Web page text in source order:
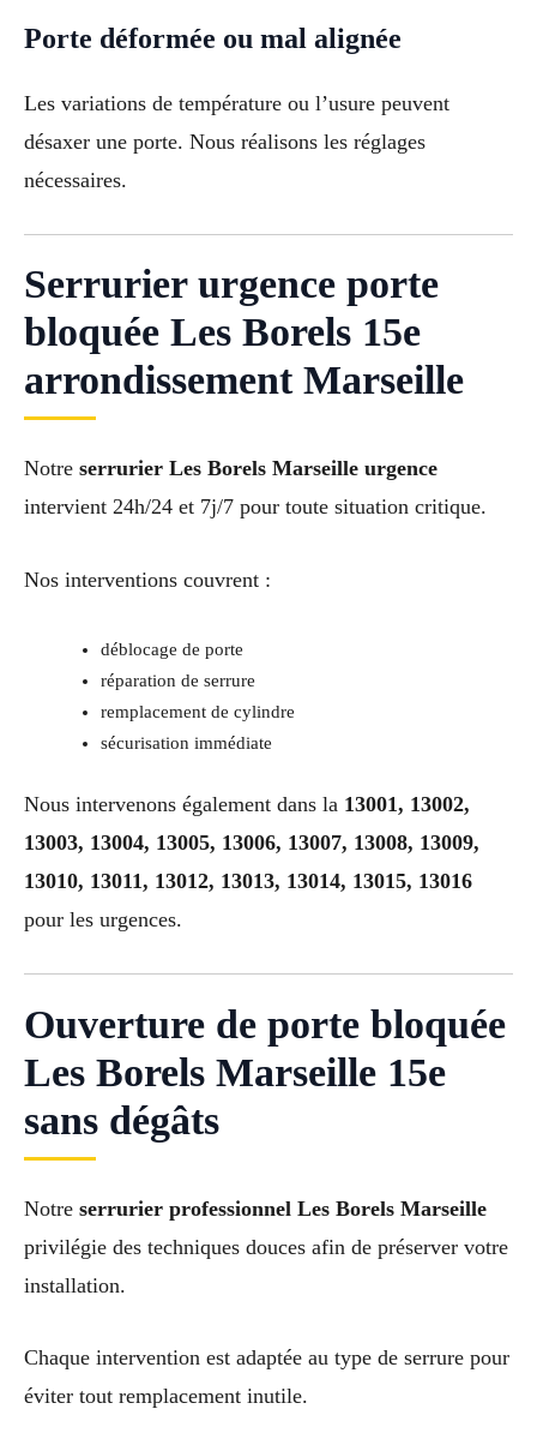
Porte déformée ou mal alignée
Les variations de température ou l’usure peuvent
désaxer une porte. Nous réalisons les réglages
nécessaires.
Serrurier urgence porte
bloquée Les Borels 15e
arrondissement Marseille
Notre serrurier Les Borels Marseille urgence
intervient 24h/24 et 7j/7 pour toute situation critique.
Nos interventions couvrent :
déblocage de porte
réparation de serrure
remplacement de cylindre
sécurisation immédiate
Nous intervenons également dans la 13001, 13002,
13003, 13004, 13005, 13006, 13007, 13008, 13009,
13010, 13011, 13012, 13013, 13014, 13015, 13016
pour les urgences.
Ouverture de porte bloquée
Les Borels Marseille 15e
sans dégâts
Notre serrurier professionnel Les Borels Marseille
privilégie des techniques douces afin de préserver votre
installation.
Chaque intervention est adaptée au type de serrure pour
éviter tout remplacement inutile.